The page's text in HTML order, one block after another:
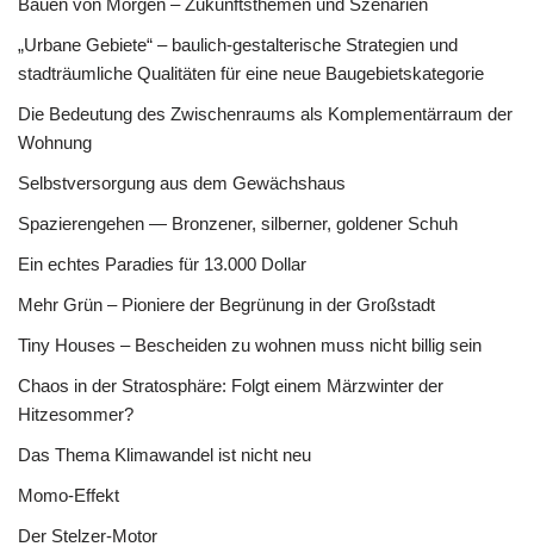
Bauen von Morgen – Zukunftsthemen und Szenarien
„Urbane Gebiete“ – baulich-gestalterische Strategien und
stadträumliche Qualitäten für eine neue Baugebietskategorie
Die Bedeutung des Zwischenraums als Komplementärraum der
Wohnung
Selbstversorgung aus dem Gewächshaus
Spazierengehen — Bronzener, silberner, goldener Schuh
Ein echtes Paradies für 13.000 Dollar
Mehr Grün – Pioniere der Begrünung in der Großstadt
Tiny Houses – Bescheiden zu wohnen muss nicht billig sein
Chaos in der Stratosphäre: Folgt einem Märzwinter der
Hitzesommer?
Das Thema Klimawandel ist nicht neu
Momo-Effekt
Der Stelzer-Motor